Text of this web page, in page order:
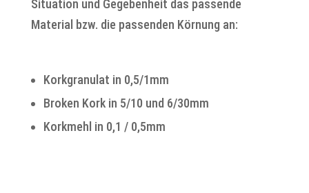
Situation und Gegebenheit das passende
Material bzw. die passenden Körnung an:
Korkgranulat in 0,5/1mm
Broken Kork in 5/10 und 6/30mm
Korkmehl in 0,1 / 0,5mm